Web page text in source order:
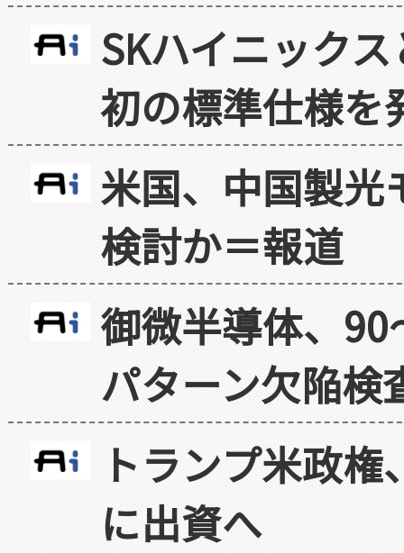
SKハイニック
初の標準仕様を
米国、中国製光
検討か＝報道
御微半導体、
パターン欠陥検
トランプ米政
に出資へ